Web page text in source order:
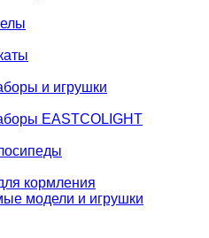
и игрушки
EASTCOLIGHT
кормления
модели и игрушки